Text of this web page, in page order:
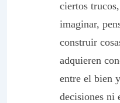
ciertos
imaginar,
construir
adquieren
entre el bien
decisiones ni